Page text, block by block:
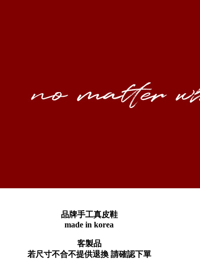
品牌手工真皮鞋
made in korea
客製品
若尺寸不合不提供退換 請確認下單